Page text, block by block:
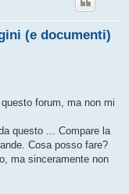
(e documenti)
forum, ma non mi
questo ... Compare la
Cosa posso fare?
ma sinceramente non